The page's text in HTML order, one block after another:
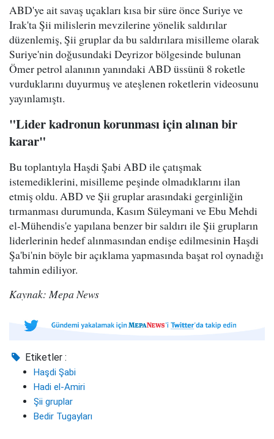
ABD'ye ait savaş uçakları kısa bir süre önce Suriye ve
Irak'ta Şii milislerin mevzilerine yönelik saldırılar
düzenlemiş, Şii gruplar da bu saldırılara misilleme olarak
Suriye'nin doğusundaki Deyrizor bölgesinde bulunan
Ömer petrol alanının yanındaki ABD üssünü 8 roketle
vurduklarını duyurmuş ve ateşlenen roketlerin videosunu
yayınlamıştı.
"Lider kadronun korunması için alınan bir
karar"
Bu toplantıyla Haşdi Şabi ABD ile çatışmak
istemediklerini, misilleme peşinde olmadıklarını ilan
etmiş oldu. ABD ve Şii gruplar arasındaki gerginliğin
tırmanması durumunda, Kasım Süleymani ve Ebu Mehdi
el-Mühendis'e yapılana benzer bir saldırı ile Şii grupların
liderlerinin hedef alınmasından endişe edilmesinin Haşdi
Şa'bi'nin böyle bir açıklama yapmasında başat rol oynadığı
tahmin ediliyor.
Kaynak: Mepa News
Etiketler :
Haşdi Şabi
Hadi el-Amiri
Şii gruplar
Bedir Tugayları